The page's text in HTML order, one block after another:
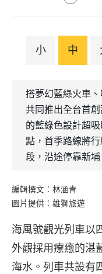
小 中
搭夢幻藍綠火車
共同推出全台首
的藍綠色設計超
點，首季路線將
段，沿途停靠新
編輯撰文：林涵青
圖片提供：雄獅旅遊
海風號觀光列車以
外觀採用療癒的湛
海水。列車共設有